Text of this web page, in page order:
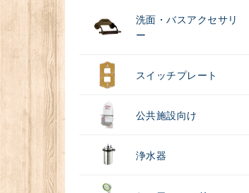
洗面・バスアクセサリ
ー
スイッチプレート
公共施設向け
浄水器